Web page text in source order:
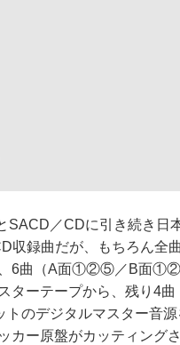
／CDに引き続き日
収録曲だが、もちろん全
、6曲（A面①②⑤／B面
スターテープから、残り
のデジタルマスター音
カー原盤がカッティング